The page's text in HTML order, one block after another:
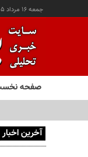
جمعه ۱۶ مرداد ۱۴۰۵
صفحه
آخرین اخبار